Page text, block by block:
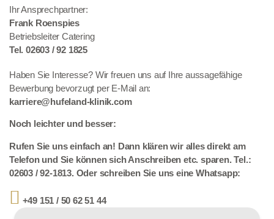
Ihr Ansprechpartner:
Frank Roenspies
Betriebsleiter Catering
Tel. 02603 / 92 1825
Haben Sie Interesse? Wir freuen uns auf Ihre aussagefähige
Bewerbung bevorzugt per E-Mail an:
karriere@hufeland-klinik.com
Noch leichter und besser:
Rufen Sie uns einfach an! Dann klären wir alles direkt am
Telefon und Sie können sich Anschreiben etc. sparen. Tel.:
02603 / 92-1813. Oder schreiben Sie uns eine Whatsapp:
+49 151 / 50 62 51 44